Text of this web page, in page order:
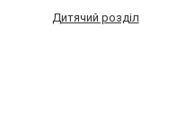
Дитячий розділ